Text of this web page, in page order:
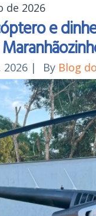
de 2026
e
| By Blog